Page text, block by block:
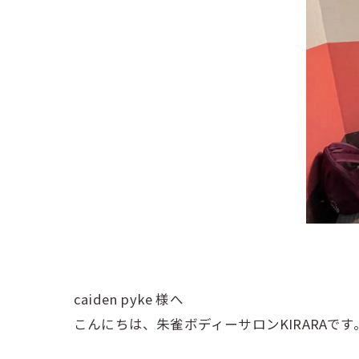
caiden pyke 様へ
こんにちは、朱雀ボディーサロンKIRARAです